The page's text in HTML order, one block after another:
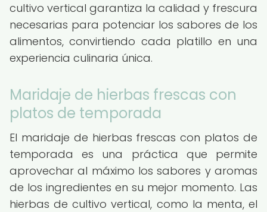
cultivo vertical garantiza la calidad y frescura
necesarias para potenciar los sabores de los
alimentos, convirtiendo cada platillo en una
experiencia culinaria única.
Maridaje de hierbas frescas con
platos de temporada
El maridaje de hierbas frescas con platos de
temporada es una práctica que permite
aprovechar al máximo los sabores y aromas
de los ingredientes en su mejor momento. Las
hierbas de cultivo vertical, como la menta, el